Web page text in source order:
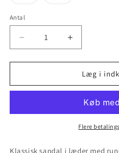
Antal
Reducer
antallet
for
-
Øg
antallet
for
Mallow
-
Læg i
Flere
Klassisk sandal i læder med